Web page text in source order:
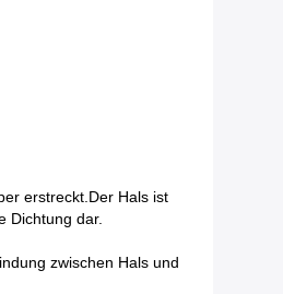
erstreckt.Der Hals ist
Dichtung dar.
zwischen Hals und